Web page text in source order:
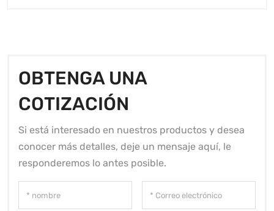
OBTENGA UNA
COTIZACIÓN
Si está interesado en nuestros productos y desea
conocer más detalles, deje un mensaje aquí, le
responderemos lo antes posible.